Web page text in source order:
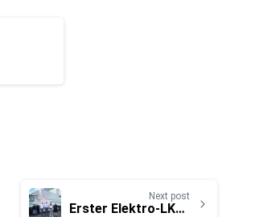
Next post
Erster Elektro-LKW für Hartmann International